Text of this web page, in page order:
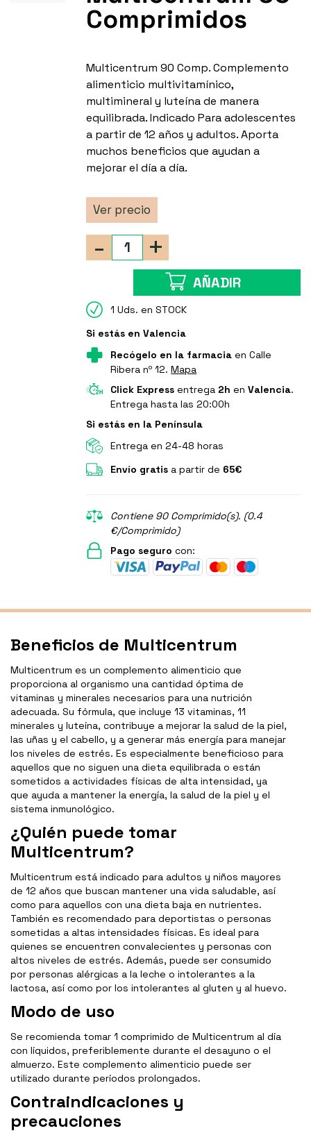
Comprimidos
Multicentrum 90 Comp. Complemento
alimenticio multivitamínico,
multimineral y luteína de manera
equilibrada. Indicado Para adolescentes
a partir de 12 años y adultos. Aporta
muchos beneficios que ayudan a
mejorar el día a día.
Ver precio
+
-
AÑADIR
1 Uds. en STOCK
Si estás en Valencia
Recógelo en la farmacia en Calle
Ribera nº 12.Mapa
Click Express entrega 2h enValencia.
Entrega hasta las 20:00h
Si estás en la Península
Entrega en 24-48 horas
Envío gratis a partir de 65€
Contiene 90 Comprimido(s). (0.4
€/Comprimido)
Pago seguro con:
Beneficios de Multicentrum
Multicentrum es un complemento alimenticio que
proporciona al organismo una cantidad óptima de
vitaminas y minerales necesarios para una nutrición
adecuada. Su fórmula, que incluye 13 vitaminas, 11
minerales y luteína, contribuye a mejorar la salud de la piel,
las uñas y el cabello, y a generar más energía para manejar
los niveles de estrés. Es especialmente beneficioso para
aquellos que no siguen una dieta equilibrada o están
sometidos a actividades físicas de alta intensidad, ya
que ayuda a mantener la energía, la salud de la piel y el
sistema inmunológico.
¿Quién puede tomar
Multicentrum?
Multicentrum está indicado para adultos y niños mayores
de 12 años que buscan mantener una vida saludable, así
como para aquellos con una dieta baja en nutrientes.
También es recomendado para deportistas o personas
sometidas a altas intensidades físicas. Es ideal para
quienes se encuentren convalecientes y personas con
altos niveles de estrés. Además, puede ser consumido
por personas alérgicas a la leche o intolerantes a la
lactosa, así como por los intolerantes al gluten y al huevo.
Modo de uso
Se recomienda tomar 1 comprimido de Multicentrum al día
con líquidos, preferiblemente durante el desayuno o el
almuerzo. Este complemento alimenticio puede ser
utilizado durante períodos prolongados.
Contraindicaciones y
precauciones